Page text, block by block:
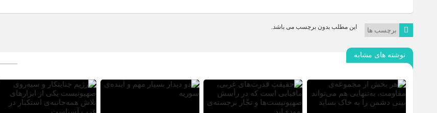
برچسب ها این مطلب بدون برچسب می باشد.
نوشته های مشابه